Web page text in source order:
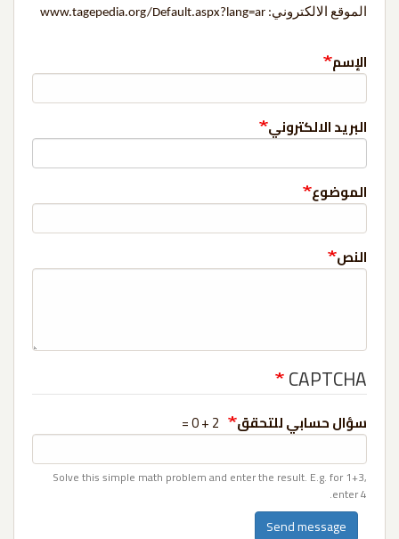
الموقع الالكتروني: www.tagepedia.org/Default.aspx?lang=ar
الإسم
البريد الالكتروني
الموضوع
CAPTCHA
سؤال حسابي للتحقق 2 + 0 =
Solve this simple math problem and enter the result. E.g. for 1+3,
enter 4.
Send message